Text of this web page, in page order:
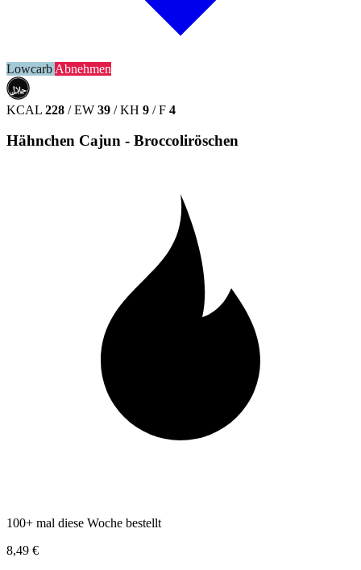
Lowcarb Abnehmen
حلال
HALAL
KCAL 228 / EW 39 / KH 9 / F 4
Hähnchen Cajun - Broccoliröschen
100+ mal diese Woche bestellt
8,49 €